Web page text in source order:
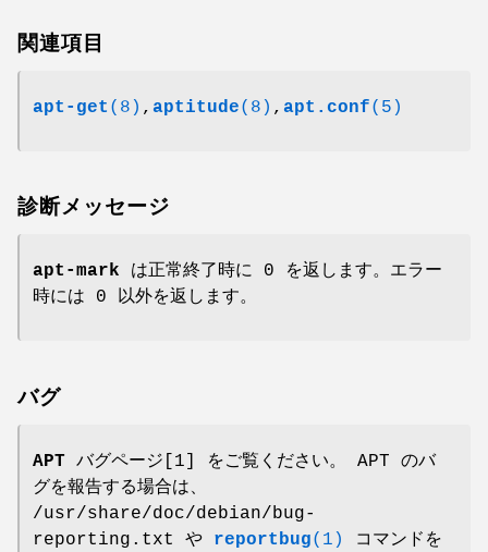
関連項目
apt-get (8) , aptitude(8) , apt.conf(5)
診断メッセージ
apt-mark は正常終了時に 0 を返します。エラー
時には 0 以外を返します。
バグ
APT バグページ [1] をご覧ください。 APT のバ
グを報告する場合は、
/usr/share/doc/debian/bug-
reporting.txt や reportbug(1)
コマンドを